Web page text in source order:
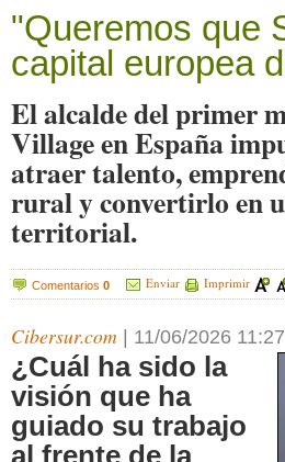
"Queremos que
capital europea
El alcalde del primer
Village en España
atraer talento,
rural y convertirlo en
territorial.
Comentarios 0 Enviar Imprimir
Cibersur.com 11/06/2026 11:27
¿Cuál ha sido la
visión que ha
guiado su trabajo
al frente de la